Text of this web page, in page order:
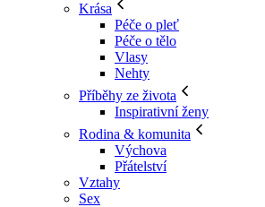
Krása
Péče o pleť
Péče o tělo
Vlasy
Nehty
Příběhy ze života
Inspirativní ženy
Rodina & komunita
Výchova
Přátelství
Vztahy
Sex